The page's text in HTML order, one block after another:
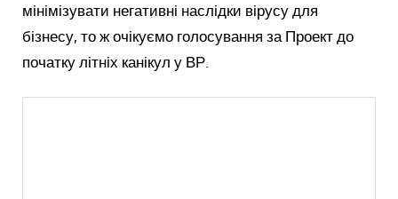
мінімізувати негативні наслідки вірусу для
бізнесу, то ж очікуємо голосування за Проект до
початку літніх канікул у ВР.